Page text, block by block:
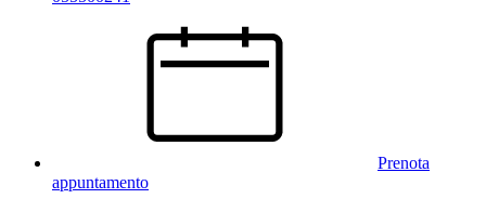
Prenota
appuntamento